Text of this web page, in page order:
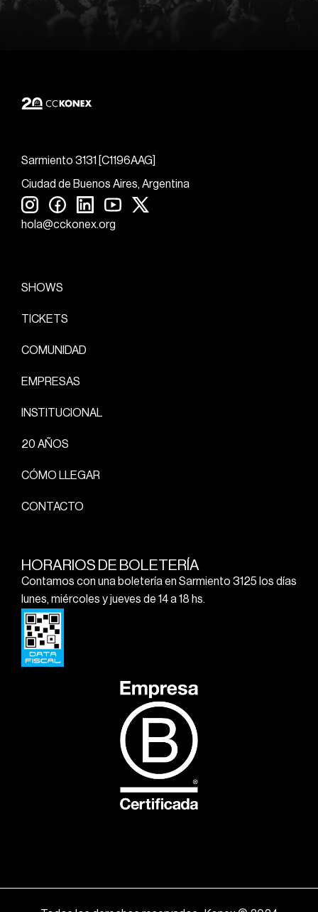
Sarmiento 3131 [C1196AAG]
Ciudad de Buenos Aires, Argentina
hola@cckonex.org
SHOWS
TICKETS
COMUNIDAD
EMPRESAS
INSTITUCIONAL
20 AÑOS
CÓMO LLEGAR
CONTACTO
HORARIOS DE BOLETERÍA
Contamos con una boletería en Sarmiento 3125 los días
lunes, miércoles y jueves de 14 a 18 hs.